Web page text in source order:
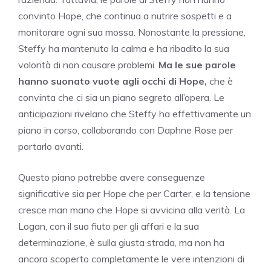
convinto Hope, che continua a nutrire sospetti e a
monitorare ogni sua mossa. Nonostante la pressione,
Steffy ha mantenuto la calma e ha ribadito la sua
volontà di non causare problemi. Ma le sue parole
hanno suonato vuote agli occhi di Hope, che è
convinta che ci sia un piano segreto all’opera. Le
anticipazioni rivelano che Steffy ha effettivamente un
piano in corso, collaborando con Daphne Rose per
portarlo avanti.
Questo piano potrebbe avere conseguenze
significative sia per Hope che per Carter, e la tensione
cresce man mano che Hope si avvicina alla verità. La
Logan, con il suo fiuto per gli affari e la sua
determinazione, è sulla giusta strada, ma non ha
ancora scoperto completamente le vere intenzioni di